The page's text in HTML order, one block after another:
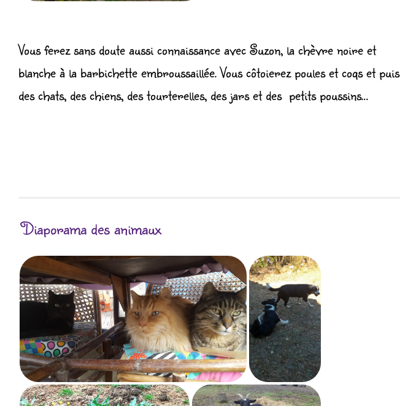
Vous ferez sans doute aussi connaissance avec Suzon, la chèvre noire et
blanche à la barbichette embroussaillée. Vous côtoierez poules et coqs et puis
des chats, des chiens, des tourterelles, des jars et des petits poussins…
Diaporama des animaux